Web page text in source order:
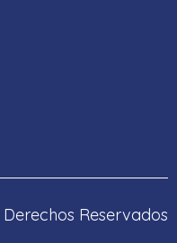
Reservados